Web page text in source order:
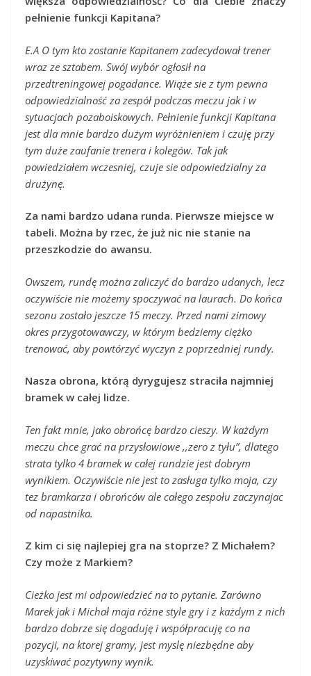
pełnienie funkcji Kapitana?
E.A O tym kto zostanie Kapitanem zadecydował trener
wraz ze sztabem. Swój wybór ogłosił na
przedtreningowej pogadance. Wiąże sie z tym pewna
odpowiedzialność za zespół podczas meczu jak i w
sytuacjach pozaboiskowych. Pełnienie funkcji Kapitana
jest dla mnie bardzo dużym wyróżnieniem i czuję przy
tym duże zaufanie trenera i kolegów. Tak jak
powiedziałem wczesniej, czuje sie odpowiedzialny za
drużynę.
Za nami bardzo udana runda. Pierwsze miejsce w
tabeli. Można by rzec, że już nic nie stanie na
przeszkodzie do awansu.
Owszem, rundę można zaliczyć do bardzo udanych, lecz
oczywiście nie możemy spoczywać na laurach. Do końca
sezonu zostało jeszcze 15 meczy. Przed nami zimowy
okres przygotowawczy, w którym bedziemy ciężko
trenować, aby powtórzyć wyczyn z poprzedniej rundy.
Nasza obrona, którą dyrygujesz straciła najmniej
bramek w całej lidze.
Ten fakt mnie, jako obrońcę bardzo cieszy. W każdym
meczu chce grać na przysłowiowe ,,zero z tyłu”, dlatego
strata tylko 4 bramek w całej rundzie jest dobrym
wynikiem. Oczywiście nie jest to zasługa tylko moja, czy
tez bramkarza i obrońców ale całego zespołu zaczynajac
od napastnika.
Z kim ci się najlepiej gra na stoprze? Z Michałem?
Czy może z Markiem?
Cieżko jest mi odpowiedzieć na to pytanie. Zarówno
Marek jak i Michał maja różne style gry i z każdym z nich
bardzo dobrze się dogaduję i współpracuję co na
pozycji, na ktorej gramy, jest myslę niezbędne aby
uzyskiwać pozytywny wynik.